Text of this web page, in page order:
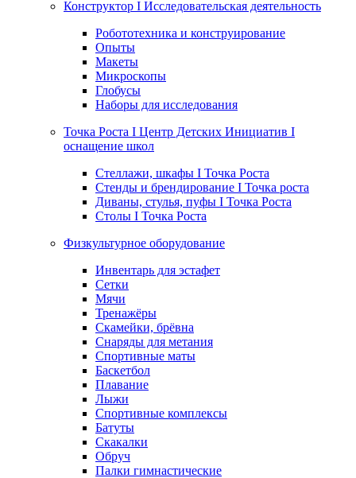
Конструктор I Исследовательская деятельность
Робототехника и конструирование
Опыты
Макеты
Микроскопы
Глобусы
Наборы для исследования
Точка Роста I Центр Детских Инициатив I
оснащение школ
Стеллажи, шкафы I Точка Роста
Стенды и брендирование I Точка роста
Диваны, стулья, пуфы I Точка Роста
Столы I Точка Роста
Физкультурное оборудование
Инвентарь для эстафет
Сетки
Мячи
Тренажёры
Скамейки, брёвна
Снаряды для метания
Спортивные маты
Баскетбол
Плавание
Лыжи
Спортивные комплексы
Батуты
Скакалки
Обруч
Палки гимнастические